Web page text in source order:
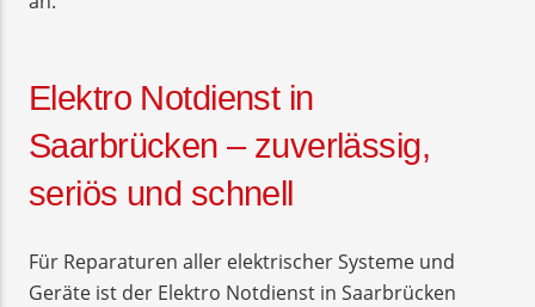
Elektro Notdienst in
Saarbrücken – zuverlässig,
seriös und schnell
Für Reparaturen aller elektrischer Systeme und
Geräte ist der Elektro Notdienst in Saarbrücken